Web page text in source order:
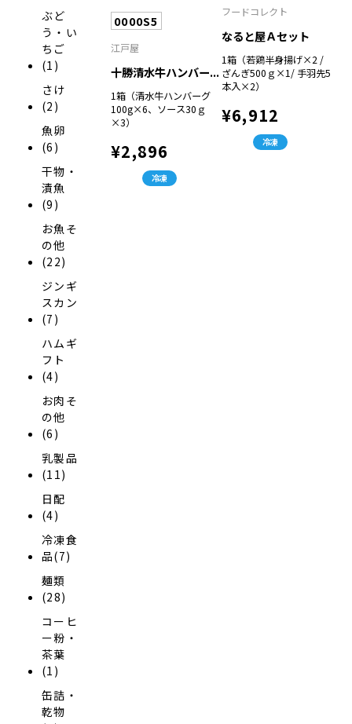
ぶど
う・い
ちご
(1)
さけ
(2)
魚卵
(6)
干物・
漬魚
(9)
お魚そ
の他
(22)
ジンギ
スカン
(7)
ハムギ
フト
(4)
お肉そ
の他
(6)
乳製品
(11)
日配
(4)
冷凍食
品(7)
麺類
(28)
コーヒ
ー粉・
茶葉
(1)
缶詰・
乾物
0000S5
江戸屋
十勝清水牛ハンバー...
1箱（清水牛ハンバーグ
100g×6、ソース30ｇ
×3）
¥2,896
冷凍
フードコレクト
なると屋Ａセット
1箱（若鶏半身揚げ×2 /
ざんぎ500ｇ×1/ 手羽先5
本入×2）
¥6,912
冷凍